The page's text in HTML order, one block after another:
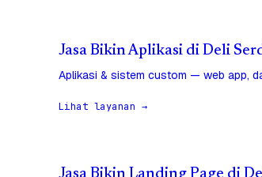
Jasa Bikin Aplikasi di Deli
Aplikasi & sistem custom — web app,
Lihat layanan →